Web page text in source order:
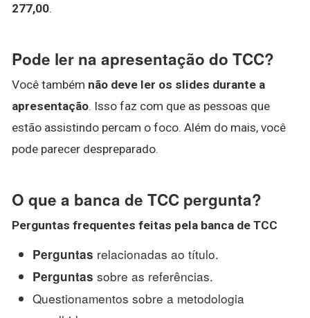
277,00.
Pode ler na apresentação do TCC?
Você também não deve ler os slides durante a
apresentação. Isso faz com que as pessoas que
estão assistindo percam o foco. Além do mais, você
pode parecer despreparado.
O que a banca de TCC pergunta?
Perguntas frequentes feitas pela banca de TCC
Perguntas relacionadas ao título.
Perguntas sobre as referências.
Questionamentos sobre a metodologia